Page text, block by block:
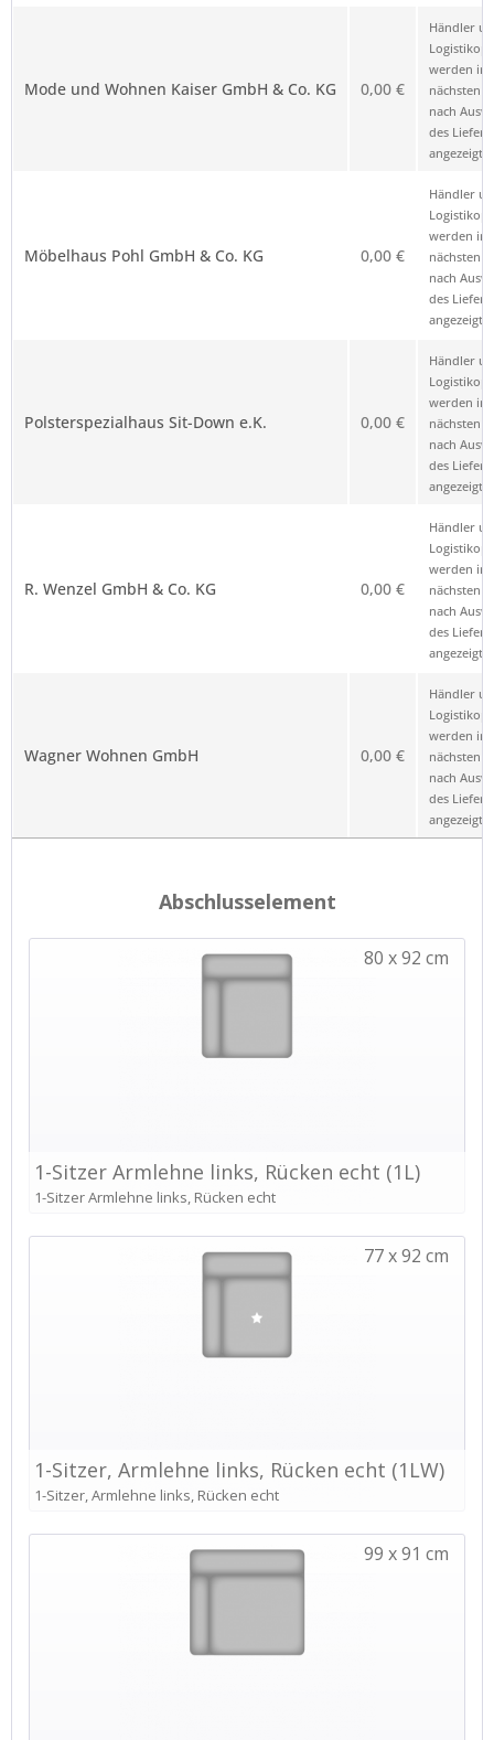
Mode und Wohnen Kaiser GmbH & Co. KG 0,00 €
Händler
werden im
nächsten
nach
des
angezeigt.
Möbelhaus Pohl GmbH & Co. KG 0,00 €
Händler
werden im
nächsten
nach
des
angezeigt.
Polsterspezialhaus Sit-Down e.K. 0,00 €
Händler
werden im
nächsten
nach
des
angezeigt.
R. Wenzel GmbH & Co. KG 0,00 €
Händler
werden im
nächsten
nach
des
angezeigt.
Wagner Wohnen GmbH 0,00 €
Händler
werden im
nächsten
nach
des
angezeigt.